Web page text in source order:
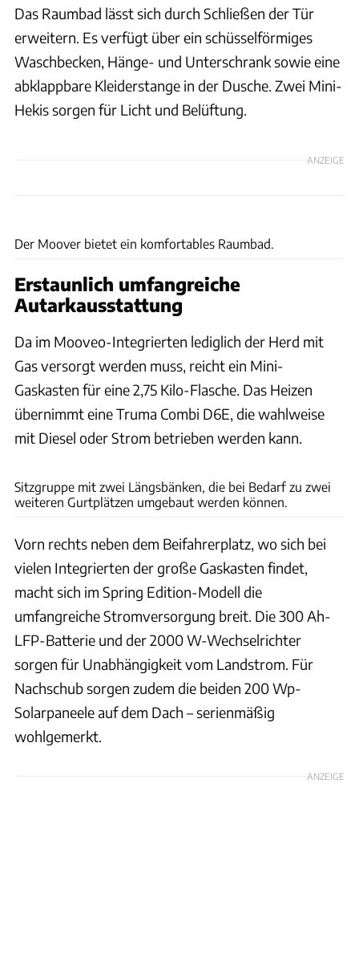
Das Raumbad lässt sich durch Schließen der Tür
erweitern. Es verfügt über ein schüsselförmiges
Waschbecken, Hänge- und Unterschrank sowie eine
abklappbare Kleiderstange in der Dusche. Zwei Mini-
Hekis sorgen für Licht und Belüftung.
ANZEIGE
Der Moover bietet ein komfortables Raumbad.
Erstaunlich umfangreiche
Autarkausstattung
Da im Mooveo-Integrierten lediglich der Herd mit
Gas versorgt werden muss, reicht ein Mini-
Gaskasten für eine 2,75 Kilo-Flasche. Das Heizen
übernimmt eine Truma Combi D6E, die wahlweise
mit Diesel oder Strom betrieben werden kann.
Sitzgruppe mit zwei Längsbänken, die bei Bedarf zu zwei
weiteren Gurtplätzen umgebaut werden können.
Vorn rechts neben dem Beifahrerplatz, wo sich bei
vielen Integrierten der große Gaskasten findet,
macht sich im Spring Edition-Modell die
umfangreiche Stromversorgung breit. Die 300 Ah-
LFP-Batterie und der 2000 W-Wechselrichter
sorgen für Unabhängigkeit vom Landstrom. Für
Nachschub sorgen zudem die beiden 200 Wp-
Solarpaneele auf dem Dach – serienmäßig
wohlgemerkt.
ANZEIGE